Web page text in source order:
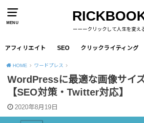
MENU
ーーークリックして人生を変え
アフィリエイト SEO クリックライティング
HOME ワードプレス
WordPressに最適な画像サイ
【SEO対策・Twitter対応】
2020年8月19日